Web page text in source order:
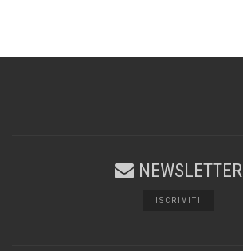
NEWSLETTER
ISCRIVITI